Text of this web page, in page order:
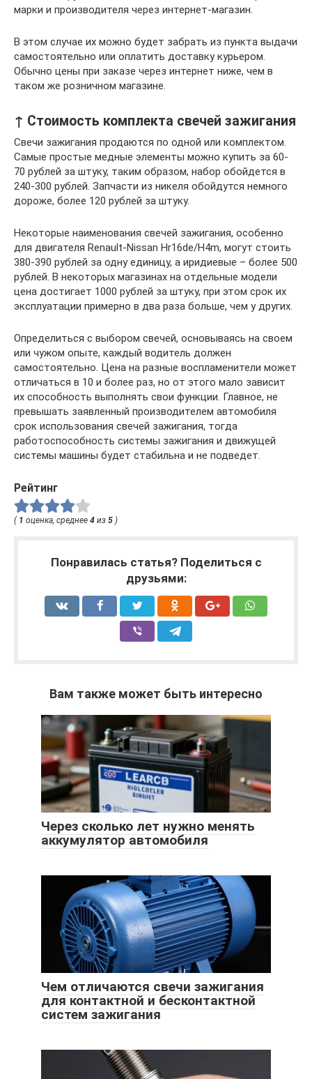
марки и производителя через интернет-магазин.
В этом случае их можно будет забрать из пункта выдачи
самостоятельно или оплатить доставку курьером.
Обычно цены при заказе через интернет ниже, чем в
таком же розничном магазине.
↑ Стоимость комплекта свечей зажигания
Свечи зажигания продаются по одной или комплектом.
Самые простые медные элементы можно купить за 60-
70 рублей за штуку, таким образом, набор обойдется в
240-300 рублей. Запчасти из никеля обойдутся немного
дороже, более 120 рублей за штуку.
Некоторые наименования свечей зажигания, особенно
для двигателя Renault-Nissan Hr16de/H4m, могут стоить
380-390 рублей за одну единицу, а иридиевые – более 500
рублей. В некоторых магазинах на отдельные модели
цена достигает 1000 рублей за штуку, при этом срок их
эксплуатации примерно в два раза больше, чем у других.
Определиться с выбором свечей, основываясь на своем
или чужом опыте, каждый водитель должен
самостоятельно. Цена на разные воспламенители может
отличаться в 10 и более раз, но от этого мало зависит
их способность выполнять свои функции. Главное, не
превышать заявленный производителем автомобиля
срок использования свечей зажигания, тогда
работоспособность системы зажигания и движущей
системы машины будет стабильна и не подведет.
Рейтинг
( 1 оценка, среднее 4 из 5 )
Понравилась статья? Поделиться с
друзьями:
Вам также может быть интересно
Через сколько лет нужно менять
аккумулятор автомобиля
Чем отличаются свечи зажигания
для контактной и бесконтактной
систем зажигания